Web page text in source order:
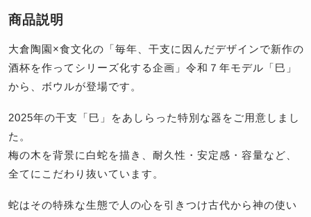
商品説明
大倉陶園×食文化の「毎年、干支に因んだデザインで新作の
酒杯を作ってシリーズ化する企画」令和７年モデル「巳」
から、ボウルが登場です。
2025年の干支「巳」をあしらった特別な器をご用意しまし
た。
梅の木を背景に白蛇を描き、耐久性・安定感・容量など、
全てにこだわり抜いています。
蛇はその特殊な生態で人の心を引きつけ古代から神の使い